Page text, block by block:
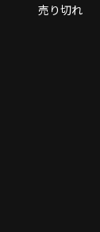
売り切れ